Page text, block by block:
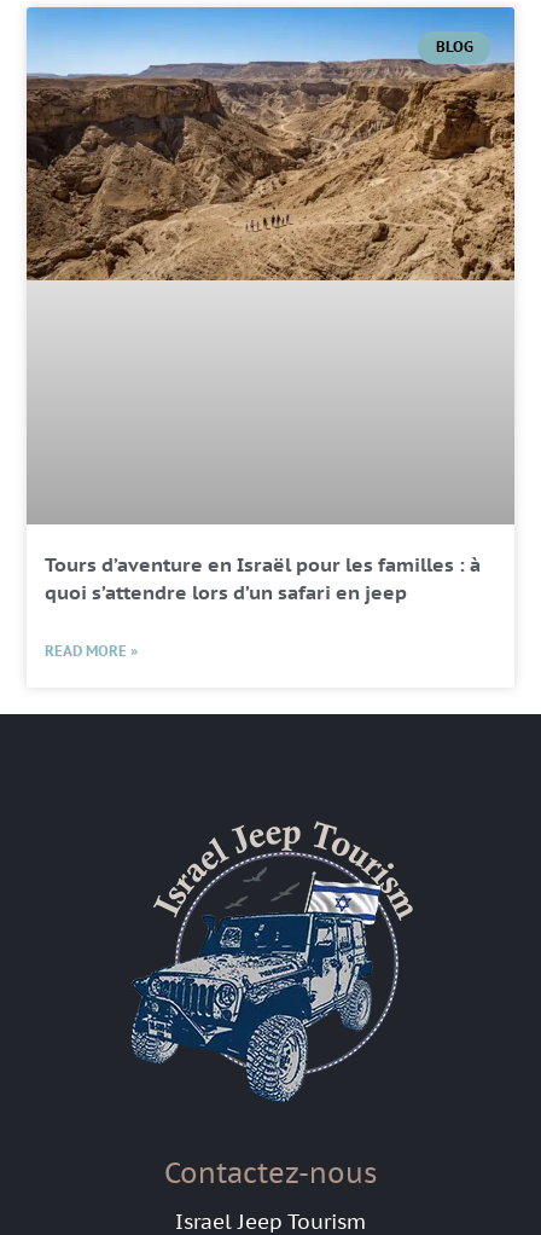
BLOG
Tours d’aventure en Israël pour les familles : à
quoi s’attendre lors d’un safari en jeep
READ MORE »
Contactez-nous
Israel Jeep Tourism